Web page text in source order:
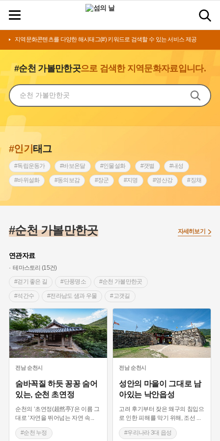
지역문화콘텐츠를 다양한 해시태그(#) 키워드로 검색할 수 있는 서비스 제공
#순천 가볼만한곳으로 검색한 지역문화자료입니다.
#인기태그
#독립운동가 #바보온달 #인물설화 #갯벌 #내성
#바위설화 #동의보감 #장군 #지명 #영산강 #징채
#인천 #외성 #허준 #낙성대
#황해도
#조선역사 #대한애국부인회
#왕건 #전라남도 지명유래 #목민관 #강감찬
#온라인 생활사박물관 #강동구 #제주도설화
#여성독립운동가 #조선시대 문신 #3.1운동 #애민
#김마리아 #여성 독립운동가 #28독립선언 #온달
#문화유산 #노원구 #마을 #전설 #박물관
#경기도설화 #강서구 #공예품 #원호원두표묘역 #용인
#지명유래 #대한민국임시정부
#용인의 전설 #끈기 #산성 #동화 #생활용품
#의병활동 #영산포 #부산 #항일투쟁
#남자현
#순천 가볼만한곳
연관자료
테마스토리 (15건)
#걷기 좋은 길
#단풍명소 #순천 가볼만한곳
#석간수 #전라남도 샘과 우물 #고갯길
#경관이 아름다운 곳 #우리나라 3대 읍성
#드라마 촬영지 #선교사 #근대종교시설
#순천 가옥 #자연여행지 #불교 #순천
#보물 #불교경전 #순천 누정 #사찰의 누정
#전라남도 누정
#전라남도 별미 #순천 향토음식 #관광명소
#사찰여행 #불교 국가유산 #일제강점기
#사회운동가 #전라남도의 산
자세히보기
전남 순천시
숨바꼭질 하듯 꽁꽁 숨어
있는, 순천 초연정
순천의 ‘초연정(超然亭)’은 이름 그
대로 ‘자연을 뛰어넘는 자연 속
#순천 누정
전남 순천시
성안의 마을이 그대로 남
아있는 낙안읍성
고려 후기부터 잦은 왜구의 침입으
로 인한 피해를 막기 위해, 조선
#우리나라 3대 읍성